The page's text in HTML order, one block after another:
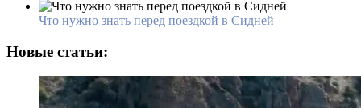
Что нужно знать перед поездкой в Сидней
Новые статьи: